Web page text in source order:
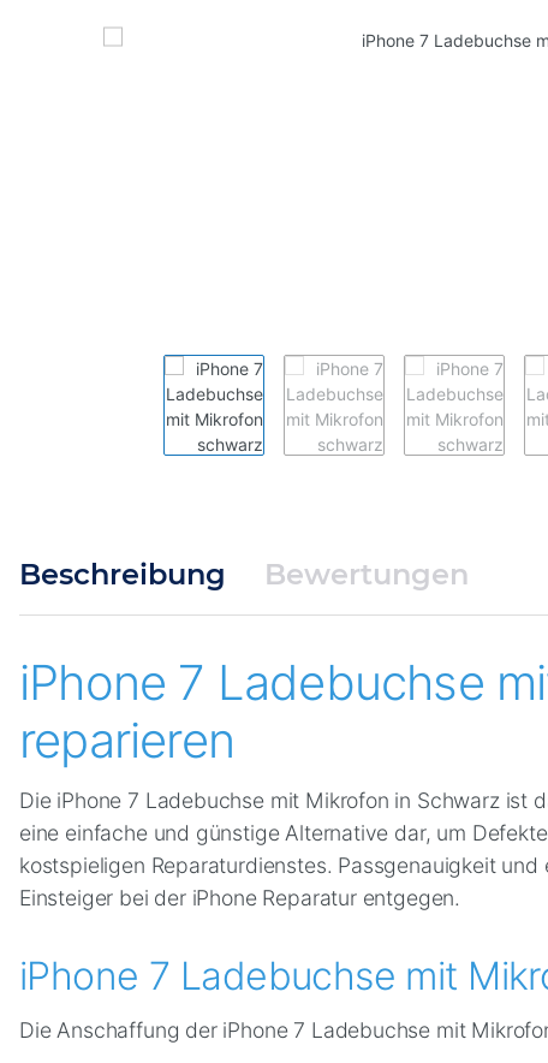
Beschreibung Bewertungen
iPhone 7 Ladebuchse
reparieren
Die iPhone 7 Ladebuchse mit Mikrofon in Schwarz ist
eine einfache und günstige Alternative dar, um
kostspieligen Reparaturdienstes. Passgenauigkeit
Einsteiger bei der iPhone Reparatur entgegen.
iPhone 7 Ladebuchse mit
Die Anschaffung der iPhone 7 Ladebuchse mit